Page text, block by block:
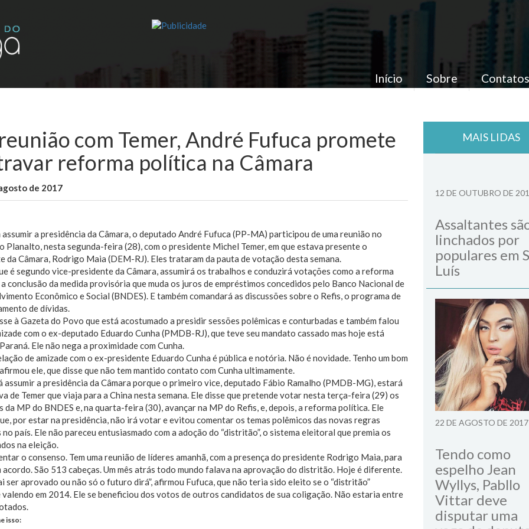
Início Sobre Contatos
com Temer, André Fufuca promete
reforma política na Câmara
de 2017
assumir a presidência da Câmara, o deputado André Fufuca (PP-MA) participou de uma reunião no
Planalto, nesta segunda-feira (28), com o presidente Michel Temer, em que estava presente o
da Câmara, Rodrigo Maia (DEM-RJ). Eles trataram da pauta de votação desta semana.
é segundo vice-presidente da Câmara, assumirá os trabalhos e conduzirá votações como a reforma
conclusão da medida provisória que muda os juros de empréstimos concedidos pelo Banco Nacional de
Econômico e Social (BNDES). E também comandará as discussões sobre o Refis, o programa de
de dívidas.
à Gazeta do Povo que está acostumado a presidir sessões polêmicas e conturbadas e também falou
com o ex-deputado Eduardo Cunha (PMDB-RJ), que teve seu mandato cassado mas hoje está
Ele não nega a proximidade com Cunha.
de amizade com o ex-presidente Eduardo Cunha é pública e notória. Não é novidade. Tenho um bom
ele, que disse que não tem mantido contato com Cunha ultimamente.
assumir a presidência da Câmara porque o primeiro vice, deputado Fábio Ramalho (PMDB-MG), estará
de Temer que viaja para a China nesta semana. Ele disse que pretende votar nesta terça-feira (29) os
da MP do BNDES e, na quarta-feira (30), avançar na MP do Refis, e, depois, a reforma política. Ele
por estar na presidência, não irá votar e evitou comentar os temas polêmicos das novas regras
país. Ele não pareceu entusiasmado com a adoção do “distritão”, o sistema eleitoral que premia os
na eleição.
o consenso. Tem uma reunião de líderes amanhã, com a presença do presidente Rodrigo Maia, para
São 513 cabeças. Um mês atrás todo mundo falava na aprovação do distritão. Hoje é diferente.
ser aprovado ou não só o futuro dirá”, afirmou Fufuca, que não teria sido eleito se o “distritão”
em 2014. Ele se beneficiou dos votos de outros candidatos de sua coligação. Não estaria entre
isso:
MAIS LIDAS
12 DE OUTUBRO DE
Assaltantes
linchados por
populares em
Luís
22 DE AGOSTO DE 2017
Tendo como
espelho Jean
Wyllys, Pabllo
Vittar deve
disputar uma